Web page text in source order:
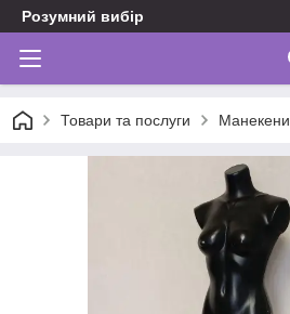
Розумний вибір
Товари та послуги Манекени